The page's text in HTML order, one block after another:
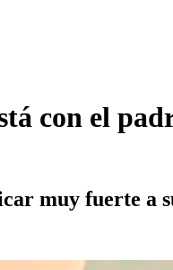
con el
muy fuerte a